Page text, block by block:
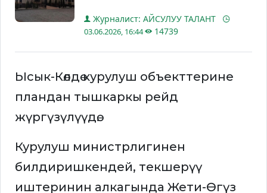
Журналист: АЙСУЛУУ ТАЛАНТ
03.06.2026, 16:44 14739
Ысык-Көлдө курулуш объекттерине
пландан тышкаркы рейд
жүргүзүлүүдө.
Курулуш министрлигинен
билдиришкендей, текшерүү
иштеринин алкагында Жети-Өгүз